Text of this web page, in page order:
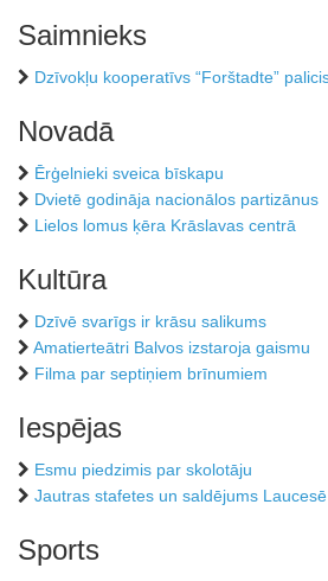
Saimnieks
Dzīvokļu kooperatīvs “Forštadte”
Novadā
Ērģelnieki sveica bīskapu
Dvietē godināja nacionālos partizānus
Lielos lomus ķēra Krāslavas centrā
Kultūra
Dzīvē svarīgs ir krāsu salikums
Amatierteātri Balvos izstaroja gaismu
Filma par septiņiem brīnumiem
Iespējas
Esmu piedzimis par skolotāju
Jautras stafetes un saldējums Laucesē
Sports